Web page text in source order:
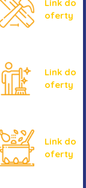
Link do
oferty
Link do
oferty
Link do
oferty